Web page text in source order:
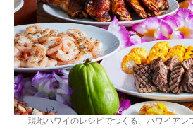
現地ハワイのレシピでつくる、ハワイアン